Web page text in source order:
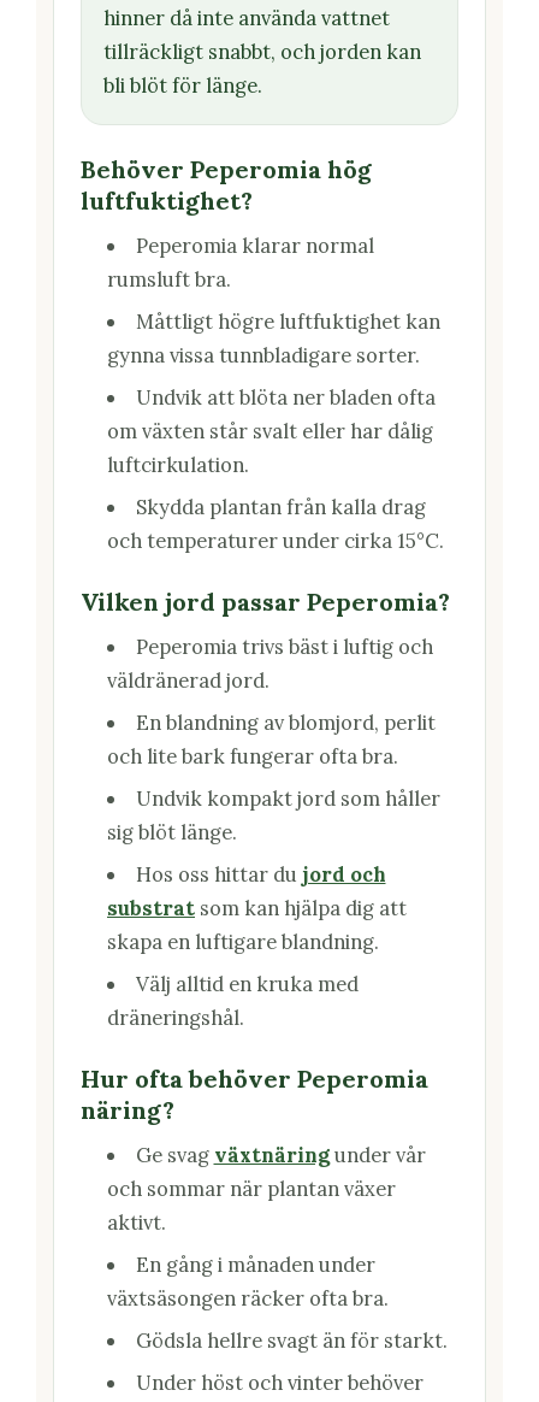
hinner då inte använda vattnet
tillräckligt snabbt, och jorden kan
bli blöt för länge.
Behöver Peperomia hög
luftfuktighet?
Peperomia klarar normal
rumsluft bra.
Måttligt högre luftfuktighet kan
gynna vissa tunnbladigare sorter.
Undvik att blöta ner bladen ofta
om växten står svalt eller har dålig
luftcirkulation.
Skydda plantan från kalla drag
och temperaturer under cirka 15°C.
Vilken jord passar Peperomia?
Peperomia trivs bäst i luftig och
väldränerad jord.
En blandning av blomjord, perlit
och lite bark fungerar ofta bra.
Undvik kompakt jord som håller
sig blöt länge.
Hos oss hittar du jord och
substrat som kan hjälpa dig att
skapa en luftigare blandning.
Välj alltid en kruka med
dräneringshål.
Hur ofta behöver Peperomia
näring?
Ge svag växtnäringunder vår
och sommar när plantan växer
aktivt.
En gång i månaden under
växtsäsongen räcker ofta bra.
Gödsla hellre svagt än för starkt.
Under höst och vinter behöver